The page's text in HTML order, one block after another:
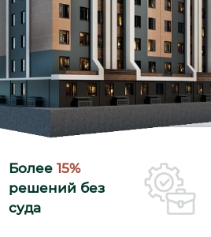
Более 15%
решений без
суда